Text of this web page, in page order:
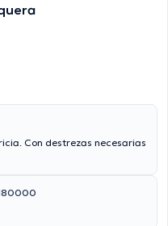
Con destrezas necesarias